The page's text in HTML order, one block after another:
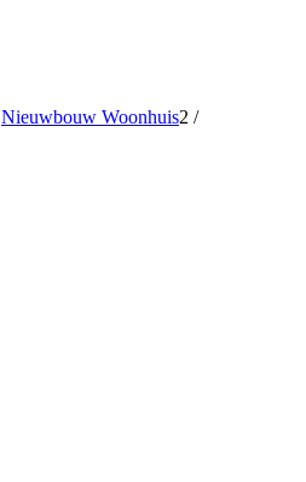
Nieuwbouw Woonhuis2 /